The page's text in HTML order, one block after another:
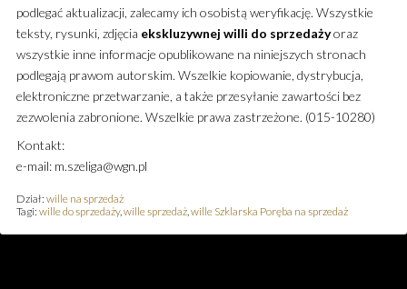
podlegać aktualizacji, zalecamy ich osobistą weryfikację. Wszystkie
teksty, rysunki, zdjęcia ekskluzywnej willi do sprzedażyoraz
wszystkie inne informacje opublikowane na niniejszych stronach
podlegają prawom autorskim. Wszelkie kopiowanie, dystrybucja,
elektroniczne przetwarzanie, a także przesyłanie zawartości bez
zezwolenia zabronione. Wszelkie prawa zastrzeżone. (015-10280)
Kontakt:
e-mail: m.szeliga@wgn.pl
Dział: wille na sprzedaż
Tagi: wille do sprzedaży, wille sprzedaż, wille Szklarska Poręba na sprzedaż